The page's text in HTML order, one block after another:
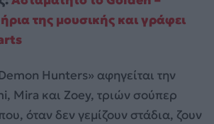
της μουσικής και γράφει
Hunters» αφηγείται την
Mira και Zoey, τριών σούπερ
όταν δεν γεμίζουν στάδια, ζουν